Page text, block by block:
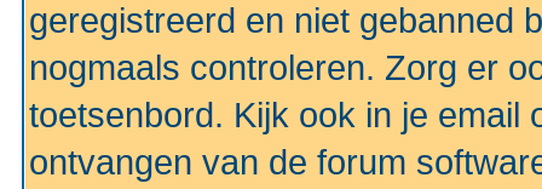
geregistreerd en niet gebanned
nogmaals controleren. Zorg er
toetsenbord. Kijk ook in je email
ontvangen van de forum